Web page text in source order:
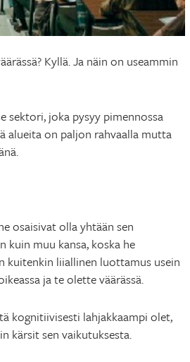
Kyllä. Ja näin on useammin
sektori, joka pysyy pimennossa
alueita on paljon rahvaalla mutta
osaisivat olla yhtään sen
kuin muu kansa, koska he
kuitenkin liiallinen luottamus usein
ja te olette väärässä.
kognitiivisesti lahjakkaampi olet,
kärsit sen vaikutuksesta.